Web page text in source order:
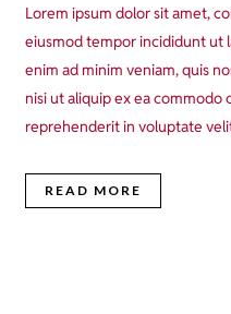
Lorem ipsum dolor sit amet,
eiusmod tempor incididunt ut
enim ad minim veniam, quis
nisi ut aliquip ex ea commodo
reprehenderit in voluptate
READ MORE